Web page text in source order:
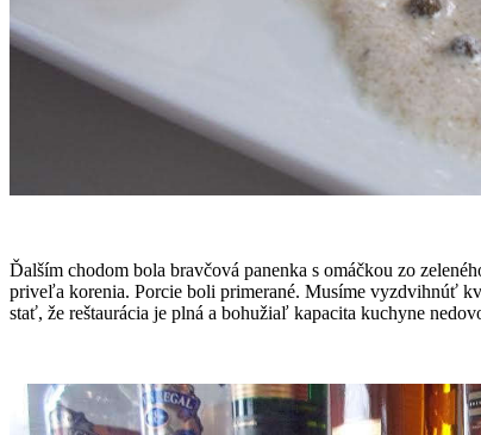
Ďalším chodom bola bravčová panenka s omáčkou zo
priveľa korenia. Porcie boli primerané. Musíme vyzdvihnúť
stať, že reštaurácia je plná a bohužiaľ kapacita kuchyne